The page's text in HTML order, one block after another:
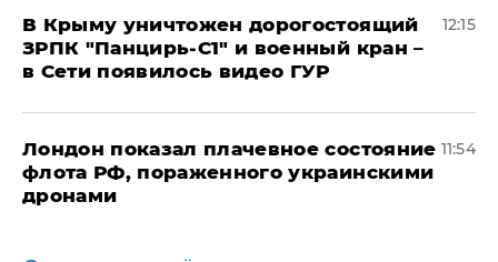
В Крыму уничтожен дорогостоящий
ЗРПК "Панцирь-С1" и военный кран –
в Сети появилось видео ГУР
12:15
Лондон показал плачевное состояние
флота РФ, пораженного украинскими
дронами
11:54